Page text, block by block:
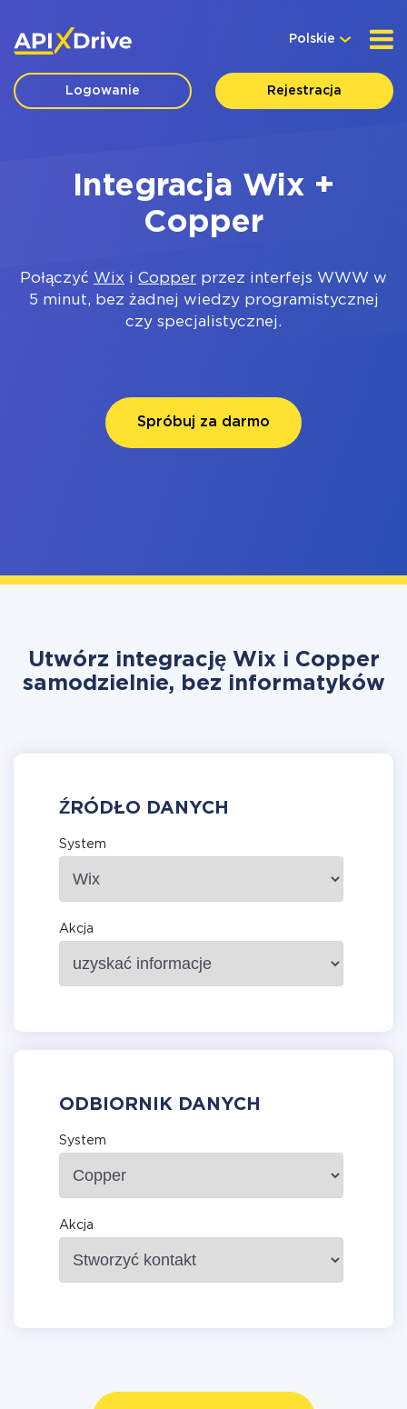
Polskie
Logowanie Rejestracja
Integracja Wix +
Copper
Połączyć Wix i Copper przez interfejs WWW w
5 minut, bez żadnej wiedzy programistycznej
czy specjalistycznej.
Spróbuj za darmo
Utwórz integrację Wix i Copper
samodzielnie, bez informatyków
ŹRÓDŁO DANYCH
System
Akcja
ODBIORNIK DANYCH
System
Akcja